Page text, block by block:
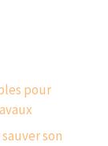
pour
son